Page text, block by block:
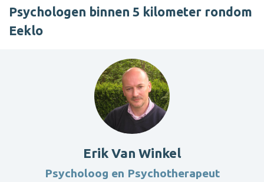
Psychologen binnen 5 kilometer rondom
Eeklo
Erik Van Winkel
Psycholoog en Psychotherapeut